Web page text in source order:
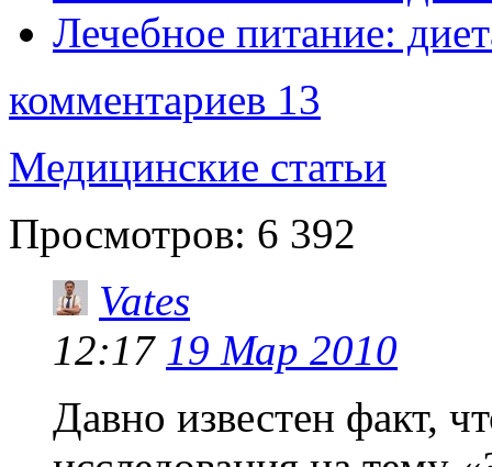
Лечебное питание:
комментариев 13
Медицинские статьи
Просмотров: 6 392
Vates
12:17 19 Мар 2010
Давно известен факт,